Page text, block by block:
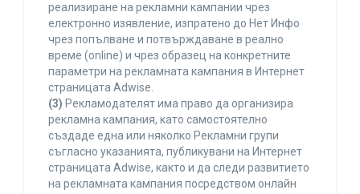
реализиране на рекламни кампании чрез
електронно изявление, изпратено до Нет Инфо
чрез попълване и потвърждаване в реално
време (online) и чрез образец на конкретните
параметри на рекламната кампания в Интернет
страницата Adwise.
(3) Рекламодателят има право да организира
рекламна кампания, като самостоятелно
създаде една или няколко Рекламни групи
съгласно указанията, публикувани на Интернет
страницата Adwise, както и да следи развитието
на рекламната кампания посредством онлайн